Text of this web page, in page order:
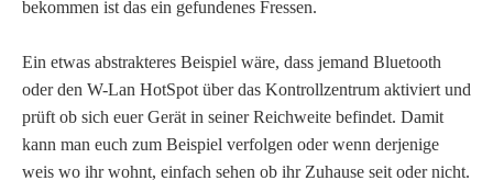
bekommen ist das ein gefundenes Fressen.
Ein etwas abstrakteres Beispiel wäre, dass jemand Bluetooth
oder den W-Lan HotSpot über das Kontrollzentrum aktiviert und
prüft ob sich euer Gerät in seiner Reichweite befindet. Damit
kann man euch zum Beispiel verfolgen oder wenn derjenige
weis wo ihr wohnt, einfach sehen ob ihr Zuhause seit oder nicht.